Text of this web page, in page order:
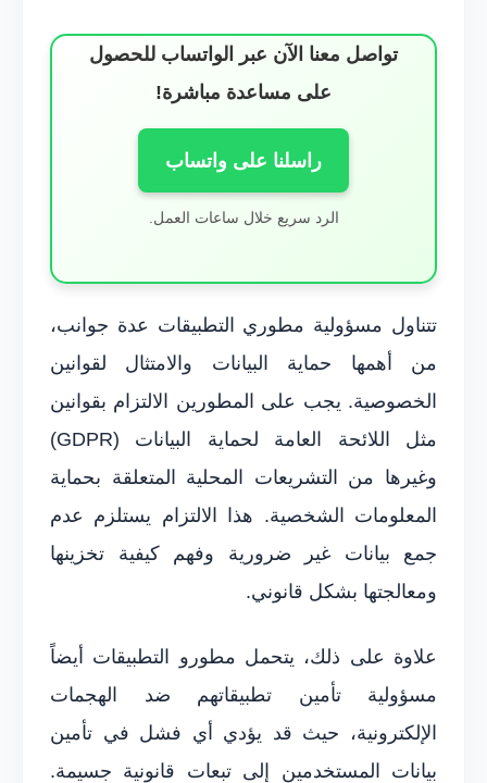
تواصل معنا الآن عبر الواتساب للحصول
على مساعدة مباشرة!
راسلنا على واتساب
الرد سريع خلال ساعات العمل.
تتناول مسؤولية مطوري التطبيقات عدة جوانب،
من أهمها حماية البيانات والامتثال لقوانين
الخصوصية. يجب على المطورين الالتزام بقوانين
مثل اللائحة العامة لحماية البيانات (GDPR)
وغيرها من التشريعات المحلية المتعلقة بحماية
المعلومات الشخصية. هذا الالتزام يستلزم عدم
جمع بيانات غير ضرورية وفهم كيفية تخزينها
ومعالجتها بشكل قانوني.
علاوة على ذلك، يتحمل مطورو التطبيقات أيضاً
مسؤولية تأمين تطبيقاتهم ضد الهجمات
الإلكترونية، حيث قد يؤدي أي فشل في تأمين
بيانات المستخدمين إلى تبعات قانونية جسيمة.